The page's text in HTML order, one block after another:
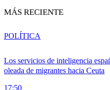
MÁS RECIENTE
Los servicios de inteligencia
oleada de migrantes hacia Ceuta
17:50
POLÍTICA